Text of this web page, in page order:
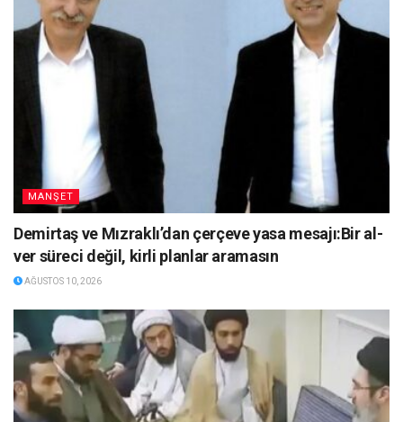
MANŞET
Demirtaş ve Mızraklı’dan çerçeve yasa mesajı:Bir al-
ver süreci değil, kirli planlar aramasın
AĞUSTOS 10, 2026